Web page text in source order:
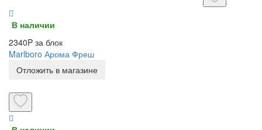
В наличии
2340P за блок
Marlboro Арома Фреш
Отложить в магазине